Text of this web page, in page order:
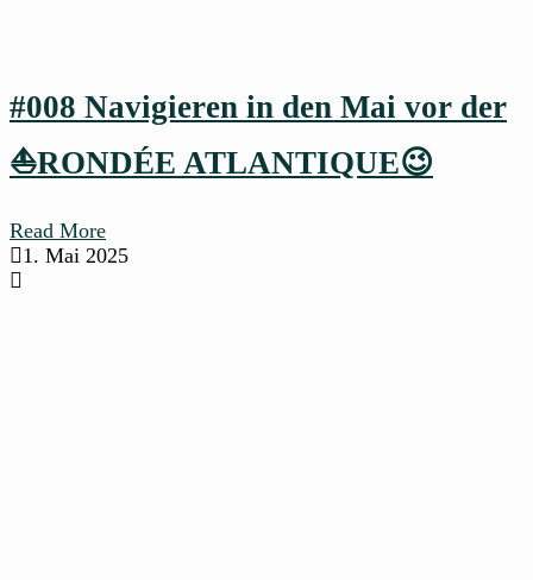
#008 Navigieren in den Mai vor der
⛵RONDÉE ATLANTIQUE😉
Read More
1. Mai 2025